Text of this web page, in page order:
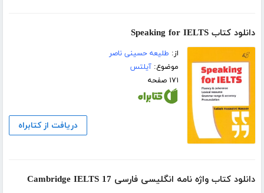
دانلود کتاب Speaking for IELTS
از: طلیعه حسینی ناصر
موضوع:آیلتس
۱۷۱ صفحه
دریافت از کتابراه
دانلود کتاب واژه نامه انگلیسی فارسی Cambridge IELTS 17